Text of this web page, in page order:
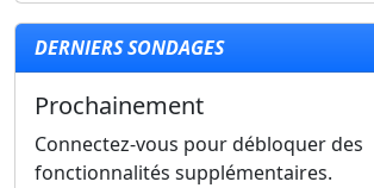
DERNIERS SONDAGES
Prochainement
Connectez-vous pour débloquer des
fonctionnalités supplémentaires.